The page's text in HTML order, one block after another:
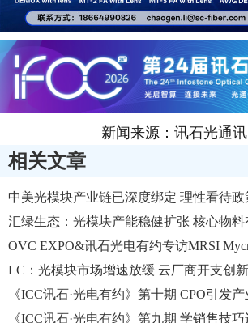
新闻来源：讯石光通讯
相关文章
中美光模块产业链已深度绑定 理性看待政
汇绿生态：光模块产能稳健扩张 核心物
OVC EXPO&讯石光电有约专访MRSI
超高速固晶机发布，精准赋能AI高速光收
LC：光模块市场增速放缓 云厂商开支创
《ICC讯石·光电有约》第十期 CPO引发
《ICC讯石·光电有约》第九期 学销售技